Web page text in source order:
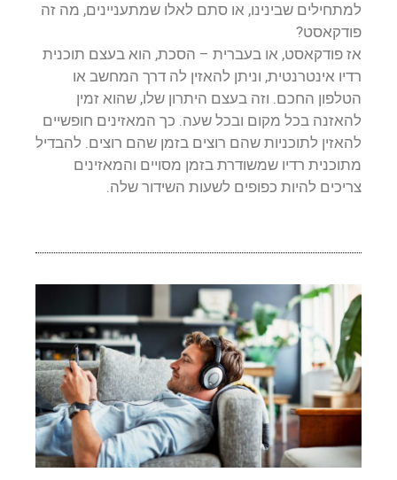
למתחילים שבינינו, או סתם לאלו שמתעניינים, מה זה
פודקאסט?
אז פודקאסט, או בעברית – הסכת, הוא בעצם תוכנית
רדיו אינטרנטית, וניתן להאזין לה דרך המחשב או
הטלפון החכם. וזה בעצם היתרון שלו, שהוא זמין
להאזנה בכל מקום ובכל שעה. כך המאזינים חופשיים
להאזין לתוכניות שהם רוצים בזמן שהם רוצים. להבדיל
מתוכנית רדיו שמשודרת בזמן מסויים והמאזינים
צריכים להיות כפופים לשעות השידור שלה.